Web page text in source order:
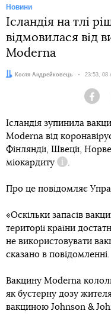
Новини
Ісландія на тлі
відмовилася від
Moderna
Автор:Костя Андрейковець Дата:
23:53, 08
Ісландія зупинила
Moderna від
Фінляндії, Швеції,
міокардиту
Довідка
.
Про це повідомляє
«Оскільки запасів
території країни
не використовувати
сказано в повідомленні.
Вакцину Moderna
як бустерну дозу
вакциною Johnson &